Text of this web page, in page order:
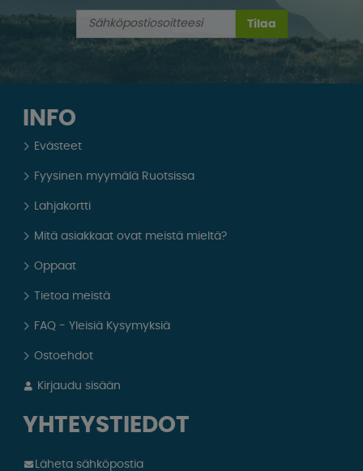
Tilaa
INFO
Evästeet
Fyysinen myymälä Ruotsissa
Lahjakortti
Mitä asiakkaat ovat meistä mieltä?
Oppaat
Tietoa meistä
FAQ - Yleisiä Kysymyksiä
Ostoehdot
Kirjaudu sisään
YHTEYSTIEDOT
Läheta sähköpostia